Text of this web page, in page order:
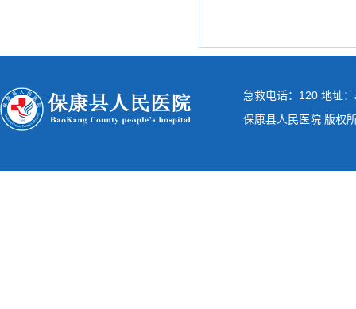
急救电话：120 地址
保康县人民医院 版权